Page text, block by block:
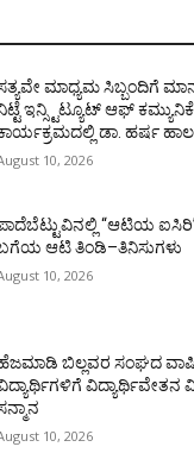
ಮಾಧ್ಯಮ ಸಿಬ್ಬಂದಿಗೆ
ಇನ್ಸ್ಟಿಟ್ಯೂಟ್ ಆಫ್
ಡಾ. ಹರ್ಷ
10, 2026
“ಆಟಿಯ
ಆಟಿ ತಿಂಡಿ–ತಿನಿಸುಗಳು
10, 2026
ಬಿಲ್ಲವರ ಸಂಘದ
ವಿದ್ಯಾರ್ಥಿವೇತನ
10, 2026